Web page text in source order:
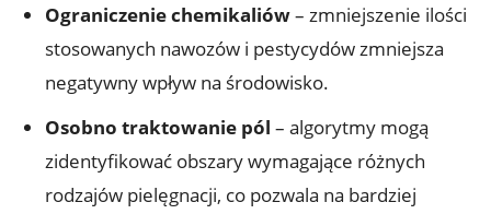
Ograniczenie chemikaliów– zmniejszenie ilości
stosowanych nawozów i pestycydów zmniejsza
negatywny wpływ na środowisko.
Osobno traktowanie pól – algorytmy mogą
zidentyfikować obszary wymagające różnych
rodzajów pielęgnacji, co pozwala na bardziej